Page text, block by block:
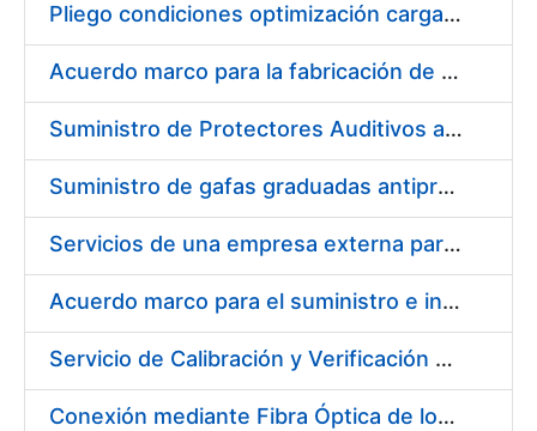
Erakutsi/Ezkutatu
Pliego condiciones optimización cargas compras firmado
Acuerdo marco para la fabricación de piezas
Suministro de Protectores Auditivos a medida para las personas trabajadoras de los Centros de Trabajo de Madrid y Burgos
Suministro de gafas graduadas antiproyecciones para los trabajadores de la FNMT-RCM en los centros de trabajo de Madrid y Burgos
Servicios de una empresa externa para el asesoramiento y resolución de los recursos de alzada que se presentan relacionados con procesos de selección para la FNMT-RCM
Acuerdo marco para el suministro e instalación de persianas, estores y otros complementos
Servicio de Calibración y Verificación Externa de los Equipos de Medición del Servicio de Prevención de la FNMT-RCM
Conexión mediante Fibra Óptica de los Centros de Proceso de Datos (CPDs) de las sedes de la FNMT-RCM de Burgos y Madrid